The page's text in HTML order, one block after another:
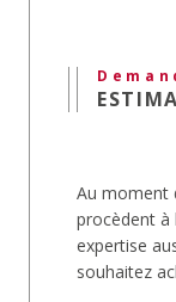
biens
Nous vous
expérience
transaction,
biens
Ces
l'expérience
erreurs et
Au moment
procèdent à
expertise
souhaitez